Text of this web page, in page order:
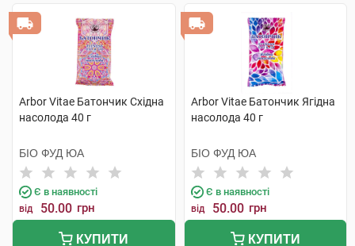
Arbor Vitae Батончик Східна
насолода 40 г
БІО ФУД ЮА
Є в наявності
від 50.00 грн
КУПИТИ
Arbor Vitae Батончик Ягідна
насолода 40 г
БІО ФУД ЮА
Є в наявності
від 50.00 грн
КУПИТИ